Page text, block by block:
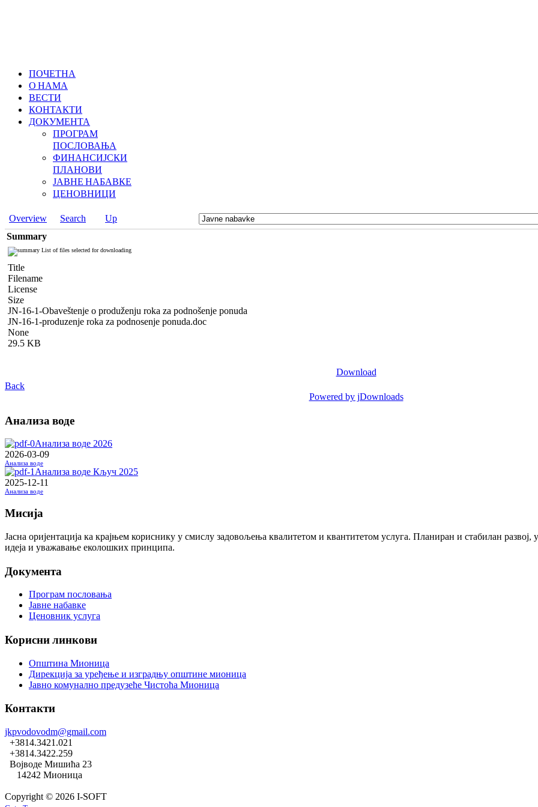
ПОЧЕТНА
О НАМА
ВЕСТИ
КОНТАКТИ
ДОКУМЕНТА
ПРОГРАМ
ПОСЛОВАЊА
ФИНАНСИЈСКИ
ПЛАНОВИ
ЈАВНЕ НАБАВКЕ
ЦЕНОВНИЦИ
Overview Search
Up
Summary
List of files selected for downloading
Title
Filename
License
Size
JN-16-1-Obaveštenje o produženju roka za podnošenje ponuda
JN-16-1-produzenje roka za podnosenje ponuda.doc
None
29.5 KB
Download
Back
Powered by jDownloads
Анализа воде
Анализа воде 2026
2026-03-09
Анализа воде
Анализа воде Кључ 2025
2025-12-11
Анализа воде
Мисија
Јасна оријентација ка крајњем кориснику у смислу задовољења квалитетом и квантитетом услуга. Планиран и стабилан
идеја и уважавање еколошких принципа.
Документа
Програм пословања
Јавне набавке
Ценовник услуга
Корисни линкови
Општина Мионица
Дирекција за уређење и изградњу општине мионица
Јавно комунално предузеће Чистоћа Мионица
Контакти
jkpvodovodm@gmail.com
+3814.3421.021
+3814.3422.259
Војводе Мишића 23
14242 Мионица
Copyright © 2026 I-SOFT